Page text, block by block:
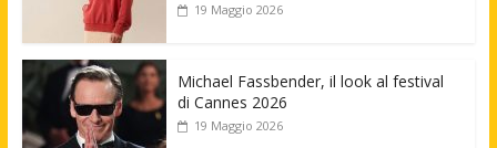
19 Maggio 2026
Michael Fassbender, il look al festival
di Cannes 2026
19 Maggio 2026